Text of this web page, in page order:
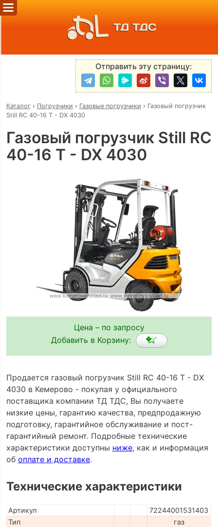
ТД ТДС
Отправить эту страницу:
Каталог› Погрузчики › Газовые погрузчики › Газовый погрузчик
Still RC 40-16 T - DX 4030
Газовый погрузчик Still RC
40-16 T - DX 4030
Цена – по запросу
Добавить в Корзину:
Продается газовый погрузчик Still RC 40-16 T - DX
4030 в Кемерово - покупая у официального
поставщика компании ТД ТДС, Вы получаете
низкие цены, гарантию качества, предпродажную
подготовку, гарантийное обслуживание и пост-
гарантийный ремонт. Подробные технические
характеристики доступны ниже, как и информация
об оплате и доставке.
Технические характеристики
Артикул
72244001531403
Тип
газ